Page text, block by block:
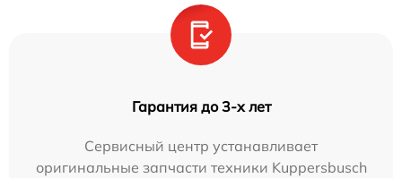
Гарантия до 3-х лет
Сервисный центр устанавливает
оригинальные запчасти техники Kuppersbusch